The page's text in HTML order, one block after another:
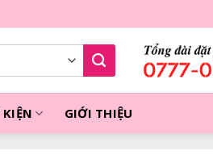
GIỚI THIỆU